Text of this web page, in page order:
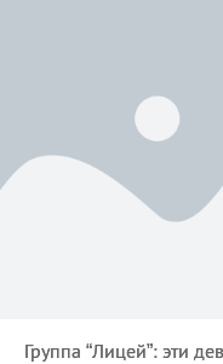
Группа “Лицей”: эти